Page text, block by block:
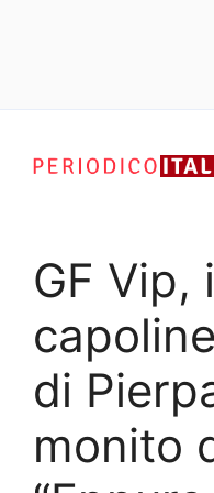
contenuto
GF Vip,
di
monito